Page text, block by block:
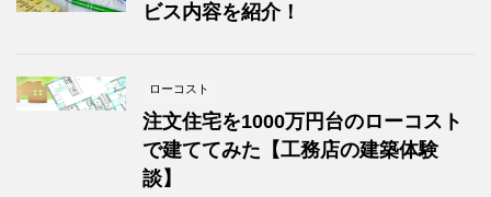
ビス内容を紹介！
ローコスト
注文住宅を1000万円台のローコスト
で建ててみた【工務店の建築体験
談】